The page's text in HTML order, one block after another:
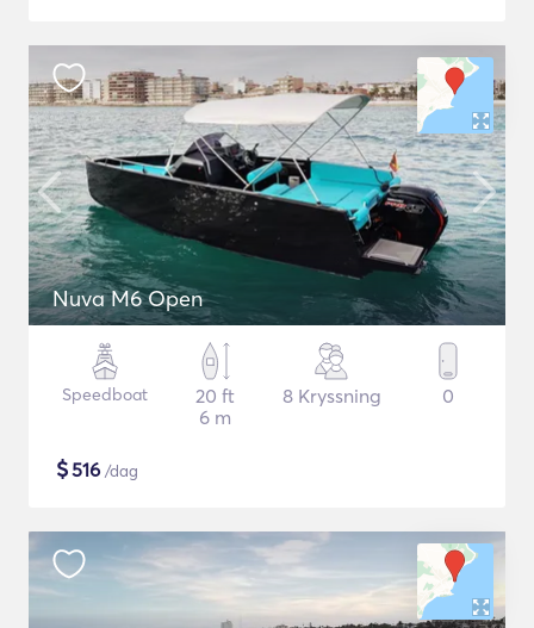
Nuva M6 Open
Speedboat
20 ft
6 m
8 Kryssning 0
$516 /dag